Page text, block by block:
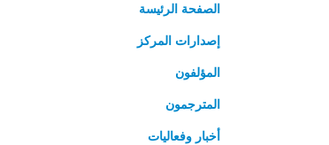
الصفحة الرئيسة
إصدارات المركز
المؤلفون
المترجمون
أخبار وفعاليات